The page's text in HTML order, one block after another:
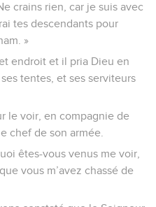
crains rien, car je suis avec
tes descendants pour
»
endroit et il pria Dieu en
tentes, et ses serviteurs
le voir, en compagnie de
chef de son armée.
êtes-vous venus me voir,
vous m’avez chassé de